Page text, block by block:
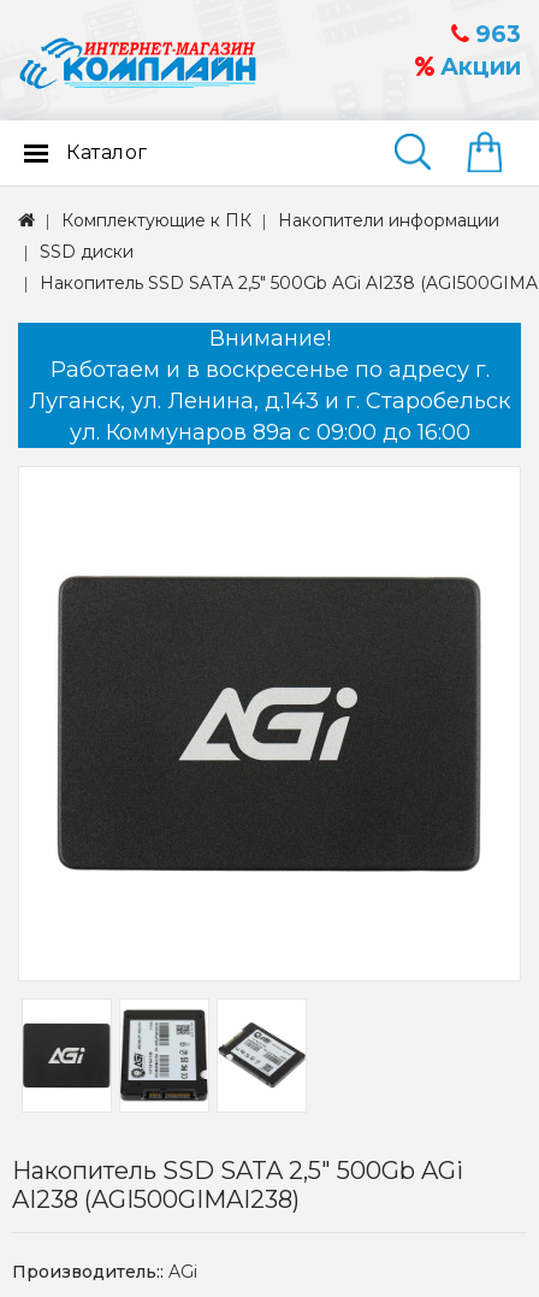
963
Акции
Найти
Каталог
Комплектующие к ПК
Накопители информации
SSD диски
Накопитель SSD SATA 2,5" 500Gb AGi AI238
Внимание!
Работаем и в воскресенье по адресу г.
Луганск, ул. Ленина, д.143 и г. Старобельск
ул. Коммунаров 89а с 09:00 до 16:00
Накопитель SSD SATA 2,5" 500Gb AGi
AI238 (AGI500GIMAI238)
Производитель:: AGi